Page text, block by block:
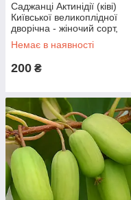
Саджанці Актинідії (ківі)
Київської великоплідної
дворічна - жіночий сорт,
крупноплідна, морозостійка
С1.5
Немає в наявності
200 ₴